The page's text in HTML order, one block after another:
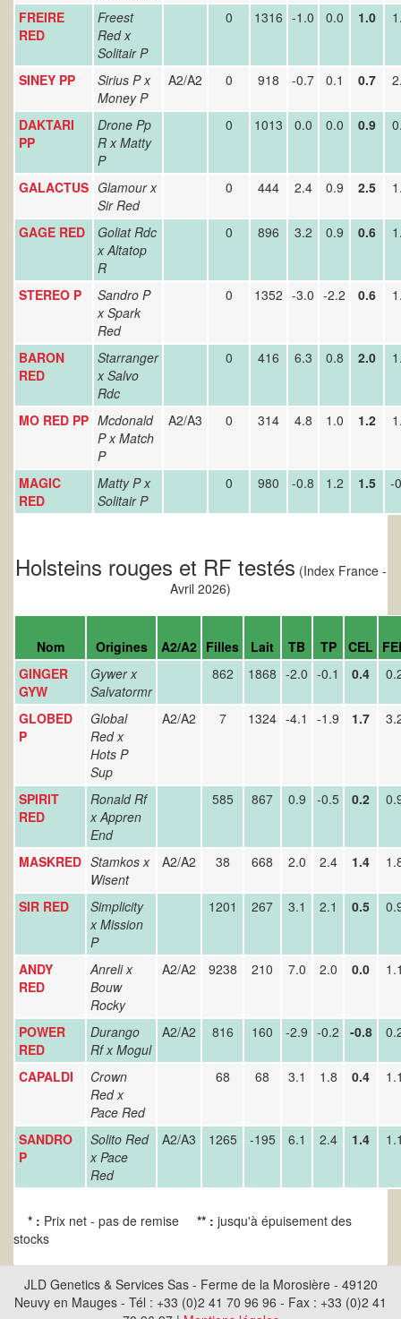
FREIRE
RED
Freest
Red x
Solitair P
0 1316 -1.0 0.0 1.0
SINEY PP
Sirius P x
Money P
A2/A2 0 918 -0.7 0.1 0.7
DAKTARI
PP
Drone Pp
R x Matty
P
0 1013 0.0 0.0 0.9
GALACTUS Glamour x
Sir Red
0 444 2.4 0.9 2.5
GAGE RED
Goliat Rdc
x Altatop
R
0 896 3.2 0.9 0.6
STEREO P
Sandro P
x Spark
Red
0 1352 -3.0 -2.2 0.6
BARON
RED
Starranger
x Salvo
Rdc
0 416 6.3 0.8 2.0
MO RED PP Mcdonald
P x Match
P
A2/A3 0 314 4.8 1.0 1.2
MAGIC
RED
Matty P x
Solitair P
0 980 -0.8 1.2 1.5 -
Holsteins rouges et RF testés (Index France -
Avril 2026)
Nom Origines A2/A2 Filles Lait TB TP CEL
GINGER
GYW
Gywer x
Salvatormr
862 1868 -2.0 -0.1 0.4
GLOBED
P
Global
Red x
Hots P
Sup
A2/A2 7 1324 -4.1 -1.9 1.7
SPIRIT
RED
Ronald Rf
x Appren
End
585 867 0.9 -0.5 0.2
MASKRED Stamkos x
Wisent
A2/A2 38 668 2.0 2.4 1.4
SIR RED
Simplicity
x Mission
P
1201 267 3.1 2.1 0.5
ANDY
RED
Anreli x
Bouw
Rocky
A2/A2 9238 210 7.0 2.0 0.0
POWER
RED
Durango
Rf x Mogul
A2/A2 816 160 -2.9 -0.2 -0.8
CAPALDI
Crown
Red x
Pace Red
68 68 3.1 1.8 0.4
SANDRO
P
Solito Red
x Pace
Red
A2/A3 1265 -195 6.1 2.4 1.4
* : Prix net - pas de remise ** : jusqu'à épuisement des
stocks
JLD Genetics & Services Sas - Ferme de la Morosière - 49120
Neuvy en Mauges - Tél : +33 (0)2 41 70 96 96 - Fax : +33 (0)2 41